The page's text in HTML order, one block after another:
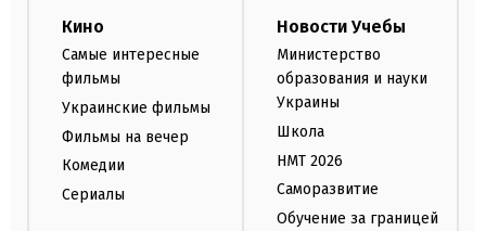
Кино
Самые интересные
фильмы
Украинские фильмы
Фильмы на вечер
Комедии
Сериалы
Новости Учебы
Министерство
образования и науки
Украины
Школа
НМТ 2026
Саморазвитие
Обучение за границей